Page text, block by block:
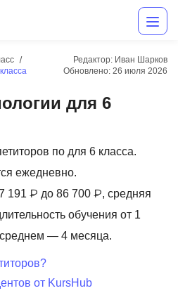
Редактор: Иван Шарков
Обновлено: 26 июля 2026
для 6
по для 6 класса.
ежедневно.
191 ₽ до 86 700 ₽, средняя
обучения от 1
— 4 месяца.
от KursHub